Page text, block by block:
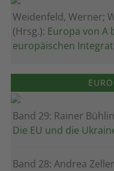
Weidenfeld, Werner;
(Hrsg.): Europa von A
europäischen
Band 29: Rainer
Die EU und die
Band 28: Andrea Zeller